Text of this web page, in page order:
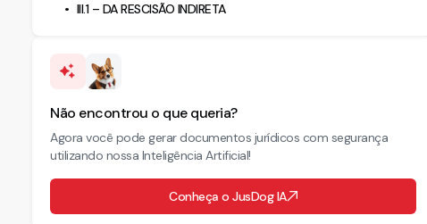
III.1 – DA RESCISÃO INDIRETA
Não encontrou o que queria?
Agora você pode gerar documentos jurídicos com segurança
utilizando nossa Inteligência Artificial!
Conheça o JusDog IA